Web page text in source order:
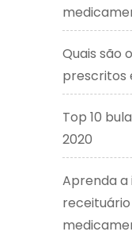
Quais são
prescritos
Top 10
2020
Aprenda